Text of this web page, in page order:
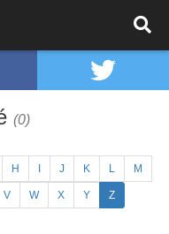
(0)
H J K L M
V W X Y Z